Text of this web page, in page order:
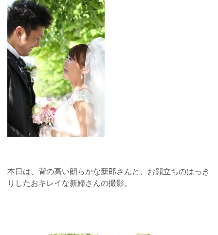
本日は、背の高い朗らかな新郎さんと、お顔立ちのはっき
りしたおキレイな新婦さんの撮影。